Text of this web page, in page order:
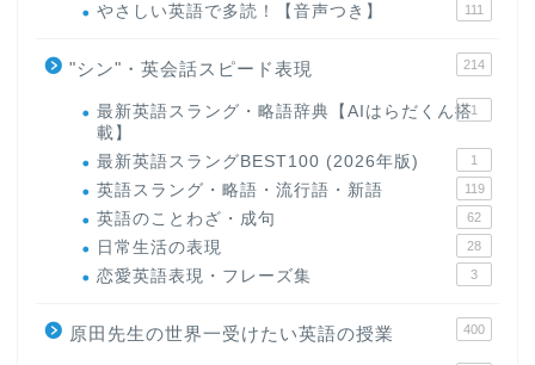
やさしい英語で多読！【音声つき】 111
"シン"・英会話スピード表現 214
最新英語スラング・略語辞典【AIはらだくん搭
載】
1
最新英語スラングBEST100 (2026年版) 1
英語スラング・略語・流行語・新語 119
英語のことわざ・成句 62
日常生活の表現 28
恋愛英語表現・フレーズ集 3
原田先生の世界一受けたい英語の授業 400